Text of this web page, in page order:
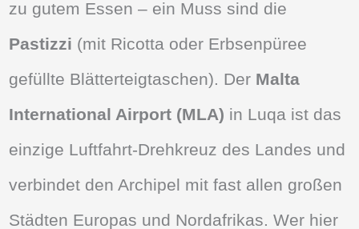
zu gutem Essen – ein Muss sind die
Pastizzi (mit Ricotta oder Erbsenpüree
gefüllte Blätterteigtaschen). Der Malta
International Airport (MLA) in Luqa ist das
einzige Luftfahrt-Drehkreuz des Landes und
verbindet den Archipel mit fast allen großen
Städten Europas und Nordafrikas. Wer hier